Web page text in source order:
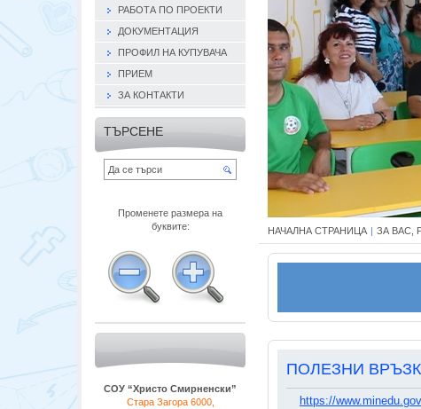
НАЧАЛНА СТРАНИЦА ЗА ВАС,
ПОЛЕЗНИ
https://
РАБОТА ПО ПРОЕКТИ
ДОКУМЕНТАЦИЯ
ПРОФИЛ НА КУПУВАЧА
ПРИЕМ
ЗА КОНТАКТИ
ТЪРСЕНЕ
Променете размера на
буквите:
СОУ “Христо Смирненски”
Стара Загора 6000,